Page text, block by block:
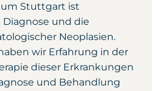
Stuttgart ist
Diagnose und die
Neoplasien.
wir Erfahrung in der
dieser Erkrankungen
und Behandlung